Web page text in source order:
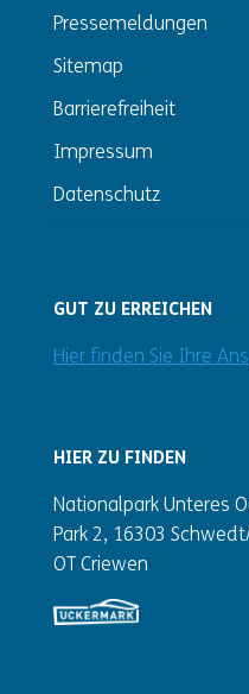
Pressemeldungen
Sitemap
Barrierefreiheit
Impressum
Datenschutz
GUT ZU ERREICHEN
Hier finden Sie Ihre
HIER ZU FINDEN
Nationalpark Unteres
Park 2, 16303
OT Criewen